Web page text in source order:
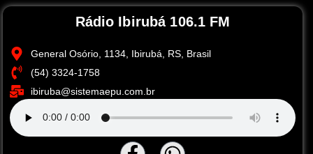
Rádio Ibirubá 106.1 FM
General Osório, 1134, Ibirubá, RS, Brasil
(54) 3324-1758
ibiruba@sistemaepu.com.br